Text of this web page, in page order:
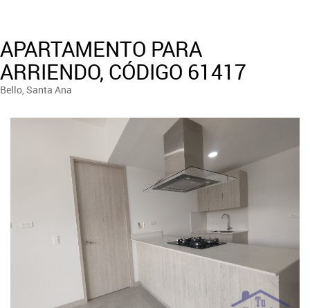
APARTAMENTO PARA
ARRIENDO, CÓDIGO 61417
Bello, Santa Ana